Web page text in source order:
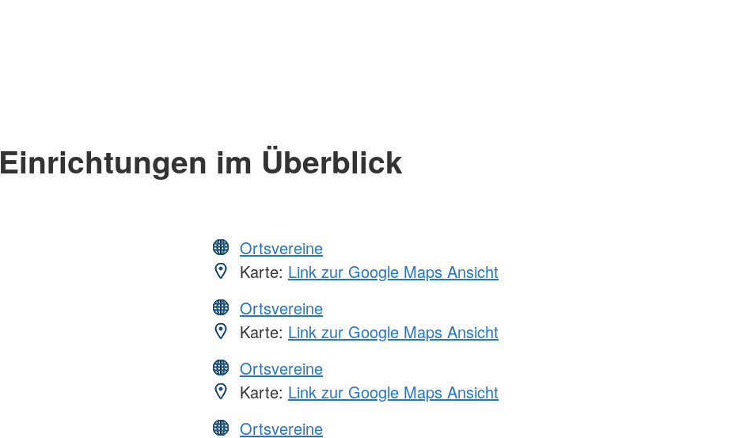
Einrichtungen im Überblick
Ortsvereine
Karte: Link zur Google Maps Ansicht
Ortsvereine
Karte: Link zur Google Maps Ansicht
Ortsvereine
Karte: Link zur Google Maps Ansicht
Ortsvereine